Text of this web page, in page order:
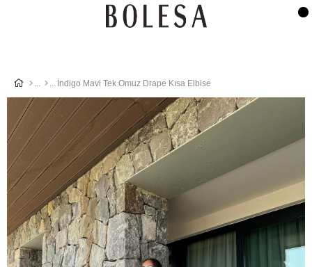
İndigo Mavi Tek Omuz Drape Kısa Elbise